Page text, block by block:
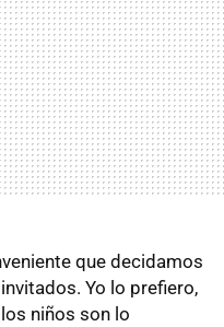
que decidamos
Yo lo prefiero,
niños son lo